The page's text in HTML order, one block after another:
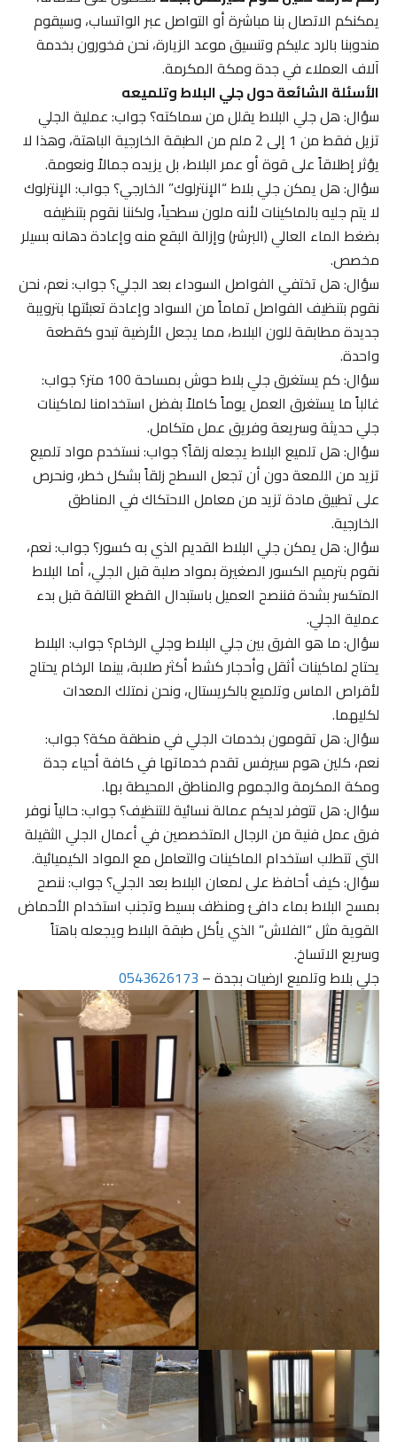
يمكنكم الاتصال بنا مباشرة أو التواصل عبر الواتساب، وسيقوم
مندوبنا بالرد عليكم وتنسيق موعد الزيارة، نحن فخورون بخدمة
آلاف العملاء في جدة ومكة المكرمة.
الأسئلة الشائعة حول جلي البلاط وتلميعه
سؤال: هل جلي البلاط يقلل من سماكته؟ جواب: عملية الجلي
تزيل فقط من 1 إلى 2 ملم من الطبقة الخارجية الباهتة، وهذا لا
يؤثر إطلاقاً على قوة أو عمر البلاط، بل يزيده جمالاً ونعومة.
سؤال: هل يمكن جلي بلاط “الإنترلوك” الخارجي؟ جواب: الإنترلوك
لا يتم جليه بالماكينات لأنه ملون سطحياً، ولكننا نقوم بتنظيفه
بضغط الماء العالي (البرشر) وإزالة البقع منه وإعادة دهانه بسيلر
مخصص.
سؤال: هل تختفي الفواصل السوداء بعد الجلي؟ جواب: نعم، نحن
نقوم بتنظيف الفواصل تماماً من السواد وإعادة تعبئتها بترويبة
جديدة مطابقة للون البلاط، مما يجعل الأرضية تبدو كقطعة
واحدة.
سؤال: كم يستغرق جلي بلاط حوش بمساحة 100 متر؟ جواب:
غالباً ما يستغرق العمل يوماً كاملاً بفضل استخدامنا لماكينات
جلي حديثة وسريعة وفريق عمل متكامل.
سؤال: هل تلميع البلاط يجعله زلقاً؟ جواب: نستخدم مواد تلميع
تزيد من اللمعة دون أن تجعل السطح زلقاً بشكل خطر، ونحرص
على تطبيق مادة تزيد من معامل الاحتكاك في المناطق
الخارجية.
سؤال: هل يمكن جلي البلاط القديم الذي به كسور؟ جواب: نعم،
نقوم بترميم الكسور الصغيرة بمواد صلبة قبل الجلي، أما البلاط
المتكسر بشدة فننصح العميل باستبدال القطع التالفة قبل بدء
عملية الجلي.
سؤال: ما هو الفرق بين جلي البلاط وجلي الرخام؟ جواب: البلاط
يحتاج لماكينات أثقل وأحجار كشط أكثر صلابة، بينما الرخام يحتاج
لأقراص الماس وتلميع بالكريستال، ونحن نمتلك المعدات
لكليهما.
سؤال: هل تقومون بخدمات الجلي في منطقة مكة؟ جواب:
نعم، كلين هوم سيرفس تقدم خدماتها في كافة أحياء جدة
ومكة المكرمة والجموم والمناطق المحيطة بها.
سؤال: هل تتوفر لديكم عمالة نسائية للتنظيف؟ جواب: حالياً نوفر
فرق عمل فنية من الرجال المتخصصين في أعمال الجلي الثقيلة
التي تتطلب استخدام الماكينات والتعامل مع المواد الكيميائية.
سؤال: كيف أحافظ على لمعان البلاط بعد الجلي؟ جواب: ننصح
بمسح البلاط بماء دافئ ومنظف بسيط وتجنب استخدام الأحماض
القوية مثل “الفلاش” الذي يأكل طبقة البلاط ويجعله باهتاً
وسريع الاتساخ.
جلي بلاط وتلميع ارضيات بجدة –0543626173